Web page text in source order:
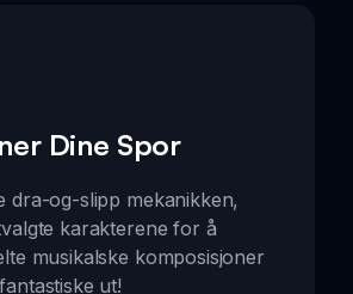
Dine Spor
dra-og-slipp mekanikken,
karakterene for å
musikalske komposisjoner
ut!